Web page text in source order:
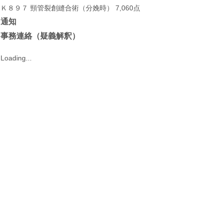
Ｋ８９７ 頸管裂創縫合術（分娩時） 7,060点
通知
事務連絡（疑義解釈）
Loading...